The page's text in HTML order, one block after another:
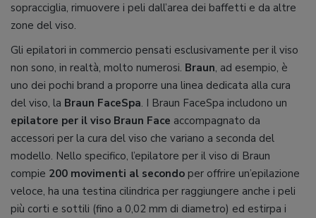
sopracciglia, rimuovere i peli dall’area dei baffetti e da altre
zone del viso.
Gli epilatori in commercio pensati esclusivamente per il viso
non sono, in realtà, molto numerosi. Braun, ad esempio, è
uno dei pochi brand a proporre una linea dedicata alla cura
del viso, la Braun FaceSpa. I Braun FaceSpa includono un
epilatore per il viso Braun Face accompagnato da
accessori per la cura del viso che variano a seconda del
modello. Nello specifico, l’epilatore per il viso di Braun
compie 200 movimenti al secondo per offrire un’epilazione
veloce, ha una testina cilindrica per raggiungere anche i peli
più corti e sottili (fino a 0,02 mm di diametro) ed estirpa i